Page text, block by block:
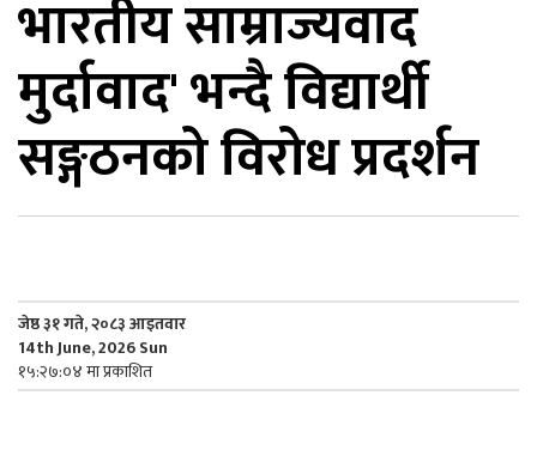
भारतीय साम्राज्यवाद
मुर्दावाद' भन्दै विद्यार्थी
सङ्गठनको विरोध प्रदर्शन
जेष्ठ ३१ गते, २०८३ आइतवार
14th June, 2026 Sun
१५:२७:०४ मा प्रकाशित